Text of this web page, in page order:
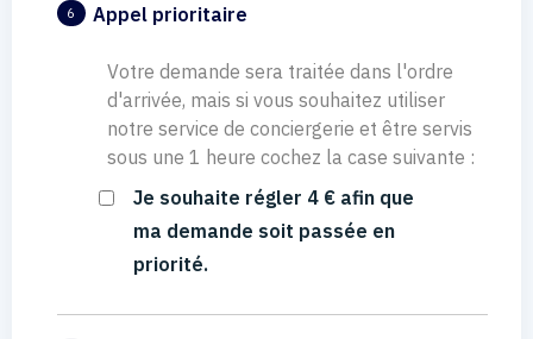
6 Appel prioritaire
Votre demande sera traitée dans l'ordre
d'arrivée, mais si vous souhaitez utiliser
notre service de conciergerie et être servis
sous une 1 heure cochez la case suivante :
Je souhaite régler 4 € afin que
ma demande soit passée en
priorité.